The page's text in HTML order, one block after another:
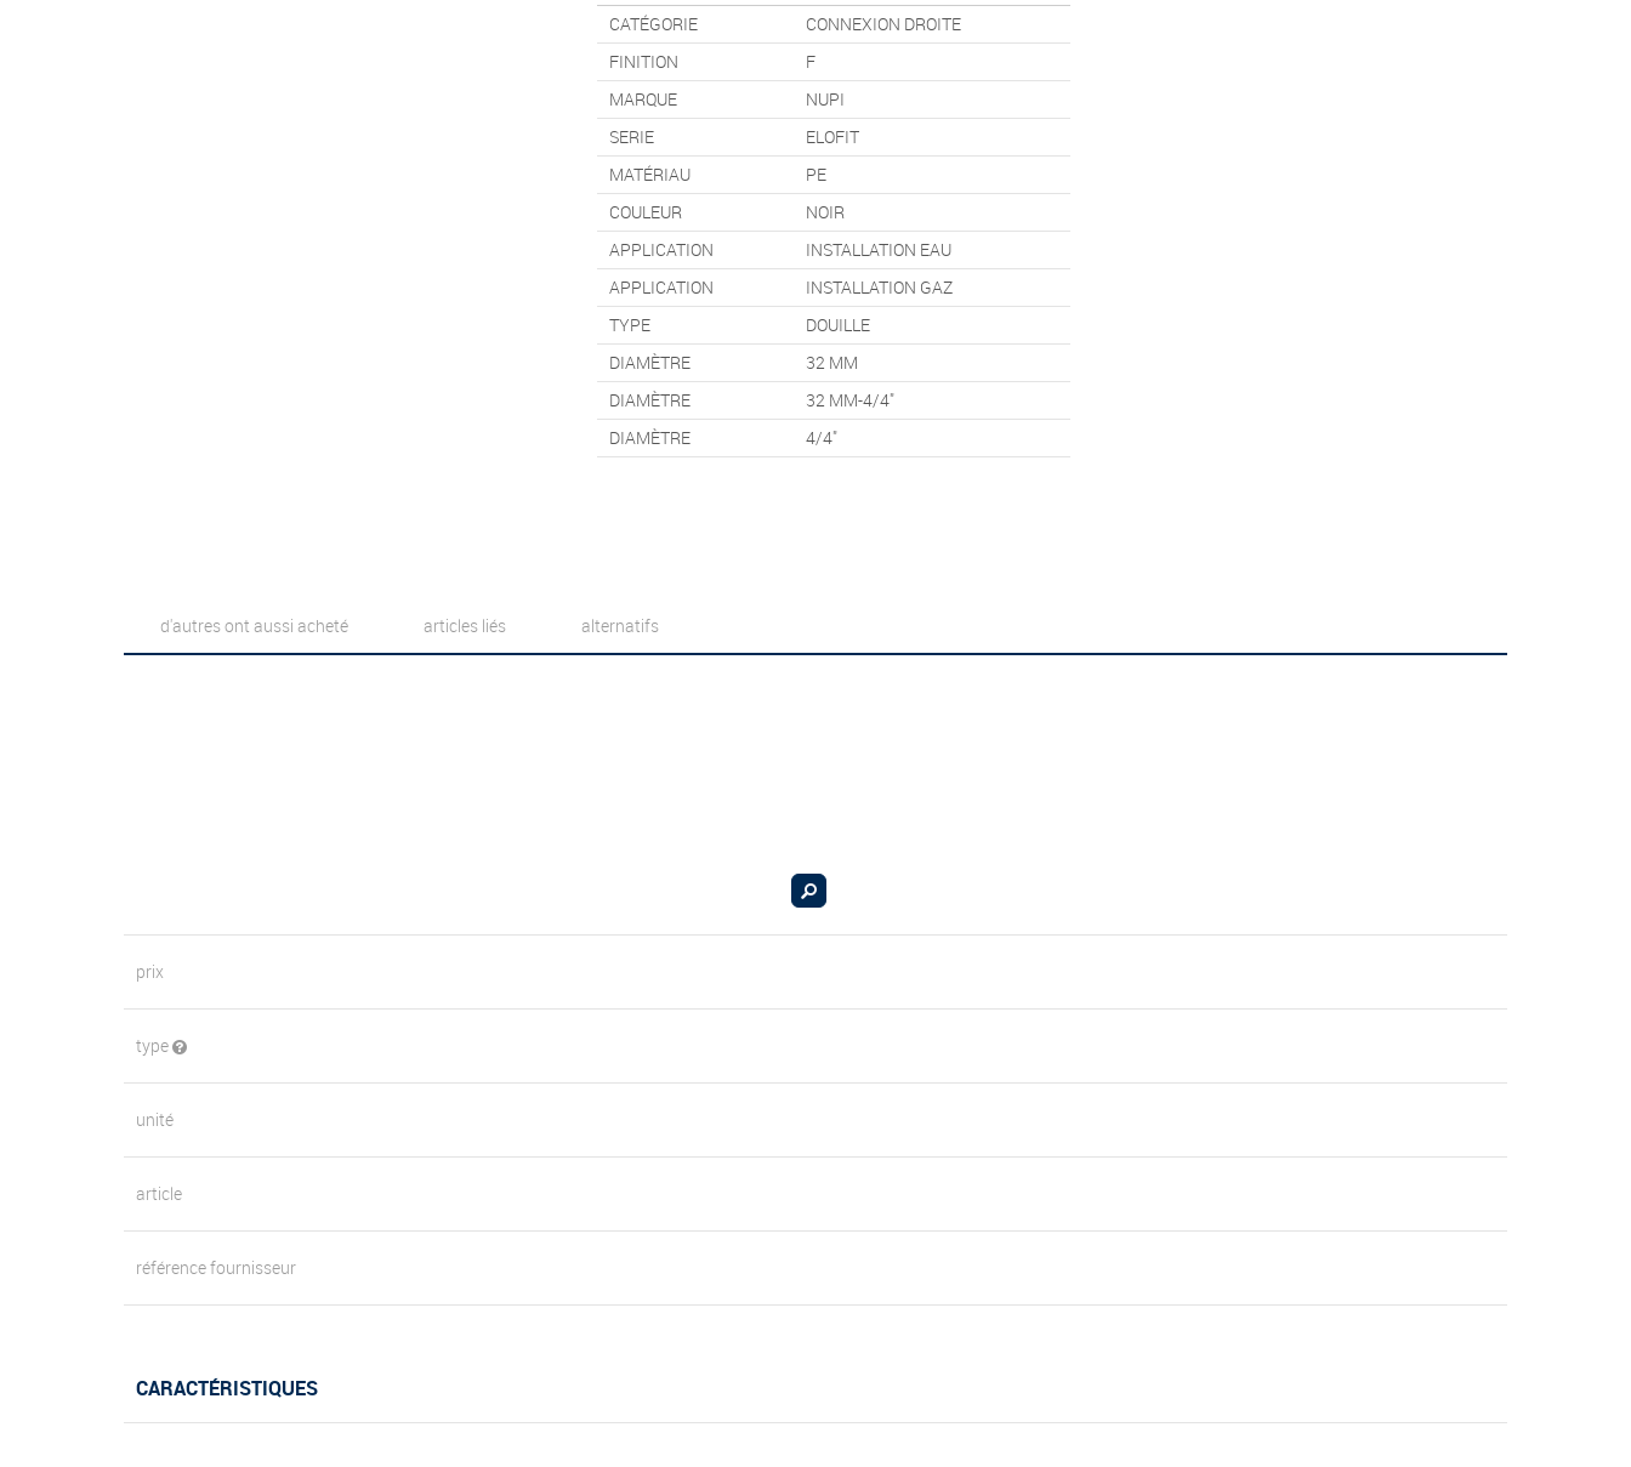
CATÉGORIE
CONNEXION DROITE
FINITION
F
MARQUE
NUPI
SERIE
ELOFIT
MATÉRIAU
PE
COULEUR
NOIR
APPLICATION
INSTALLATION EAU
APPLICATION
INSTALLATION GAZ
TYPE
DOUILLE
DIAMÈTRE
32 MM
DIAMÈTRE
32 MM-4/4"
DIAMÈTRE
4/4"
d'autres ont aussi acheté articles liés alternatifs
prix
type
unité
article
référence fournisseur
CARACTÉRISTIQUES